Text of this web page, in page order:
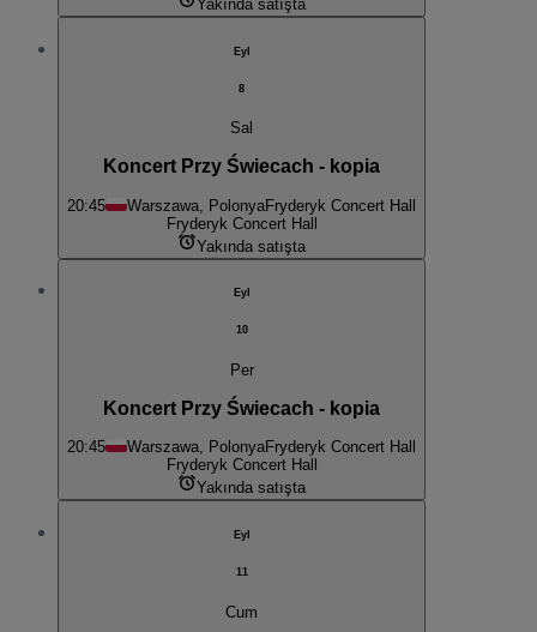
Yakında satışta
Eyl
8
Sal
Koncert Przy Świecach - kopia
20:45 Warszawa, PolonyaFryderyk Concert Hall
Fryderyk Concert Hall
Yakında satışta
Eyl
10
Per
Koncert Przy Świecach - kopia
20:45 Warszawa, PolonyaFryderyk Concert Hall
Fryderyk Concert Hall
Yakında satışta
Eyl
11
Cum